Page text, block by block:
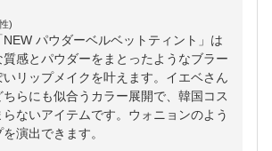
)
パウダーベルベットティント」は
感とパウダーをまとったようなブラー
リップメイクを叶えます。イエベさん
らにも似合うカラー展開で、韓国コス
ないアイテムです。ウォニョンのよう
演出できます。